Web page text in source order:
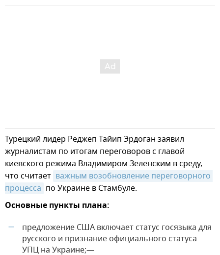
Турецкий лидер Реджеп Тайип Эрдоган заявил
журналистам по итогам переговоров с главой
киевского режима Владимиром Зеленским в среду,
что считает важным возобновление переговорного
процесса по Украине в Стамбуле.
Основные пункты плана:
—
предложение США включает статус госязыка для
русского и признание официального статуса
УПЦ на Украине;—